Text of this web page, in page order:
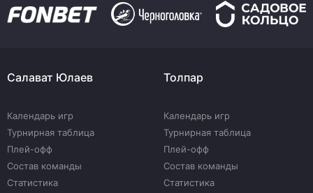
Салават Юлаев
Календарь игр
Турнирная таблица
Плей-офф
Состав команды
Статистика
Толпар
Календарь игр
Турнирная таблица
Плей-офф
Состав команды
Статистика